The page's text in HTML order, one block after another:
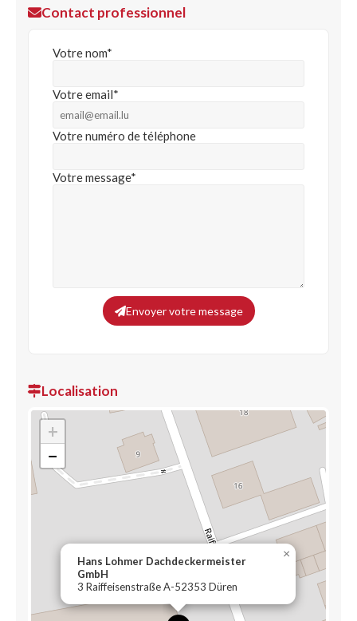
Contact professionnel
Votre nom*
Votre email*
Votre numéro de téléphone
Votre message*
Envoyer votre message
Localisation
Hans Lohmer Dachdeckermeister
GmbH
3 Raiffeisenstraße A-52353 Düren
×
+
−